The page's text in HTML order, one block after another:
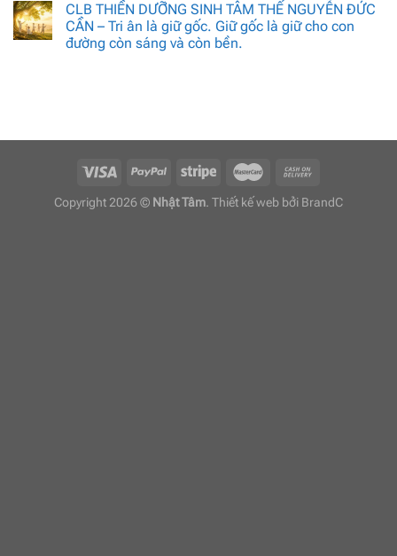
CLB THIỀN DƯỠNG SINH TÂM THỂ NGUYỄN ĐỨC
CẦN – Tri ân là giữ gốc. Giữ gốc là giữ cho con
đường còn sáng và còn bền.
Copyright 2026 © Nhật Tâm. Thiết kế web bởi BrandC